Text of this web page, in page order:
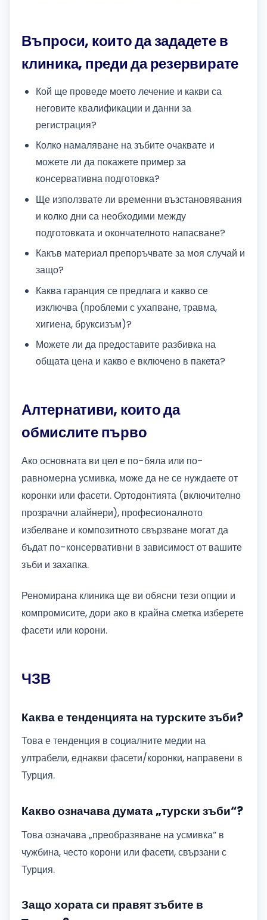
Въпроси, които да зададете в
клиника, преди да резервирате
Кой ще проведе моето лечение и какви са
неговите квалификации и данни за
регистрация?
Колко намаляване на зъбите очаквате и
можете ли да покажете пример за
консервативна подготовка?
Ще използвате ли временни възстановявания
и колко дни са необходими между
подготовката и окончателното напасване?
Какъв материал препоръчвате за моя случай и
защо?
Каква гаранция се предлага и какво се
изключва (проблеми с ухапване, травма,
хигиена, бруксизъм)?
Можете ли да предоставите разбивка на
общата цена и какво е включено в пакета?
Алтернативи, които да
обмислите първо
Ако основната ви цел е по-бяла или по-
равномерна усмивка, може да не се нуждаете от
коронки или фасети. Ортодонтията (включително
прозрачни алайнери), професионалното
избелване и композитното свързване могат да
бъдат по-консервативни в зависимост от вашите
зъби и захапка.
Реномирана клиника ще ви обясни тези опции и
компромисите, дори ако в крайна сметка изберете
фасети или корони.
ЧЗВ
Каква е тенденцията на турските зъби?
Това е тенденция в социалните медии на
ултрабели, еднакви фасети/коронки, направени в
Турция.
Какво означава думата „турски зъби“?
Това означава „преобразяване на усмивка“ в
чужбина, често корони или фасети, свързани с
Турция.
Защо хората си правят зъбите в